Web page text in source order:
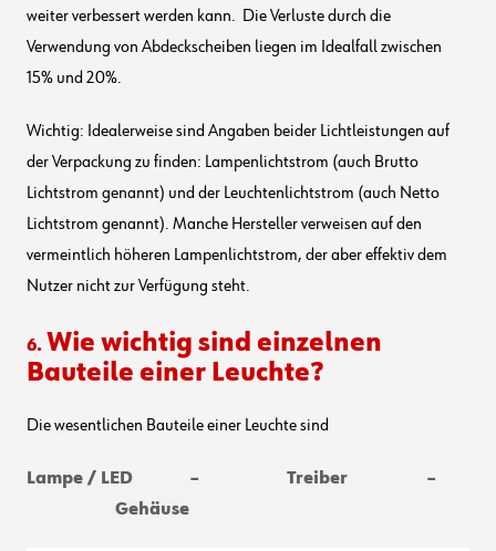
weiter verbessert werden kann. Die Verluste durch die
Verwendung von Abdeckscheiben liegen im Idealfall zwischen
15% und 20%.
Wichtig: Idealerweise sind Angaben beider Lichtleistungen auf
der Verpackung zu finden: Lampenlichtstrom (auch Brutto
Lichtstrom genannt) und der Leuchtenlichtstrom (auch Netto
Lichtstrom genannt). Manche Hersteller verweisen auf den
vermeintlich höheren Lampenlichtstrom, der aber effektiv dem
Nutzer nicht zur Verfügung steht.
6. Wie wichtig sind einzelnen
Bauteile einer Leuchte?
Die wesentlichen Bauteile einer Leuchte sind
Lampe / LED – Treiber –
Gehäuse